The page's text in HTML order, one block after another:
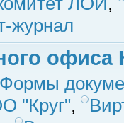
журнал
офиса
Формы
"Круг",